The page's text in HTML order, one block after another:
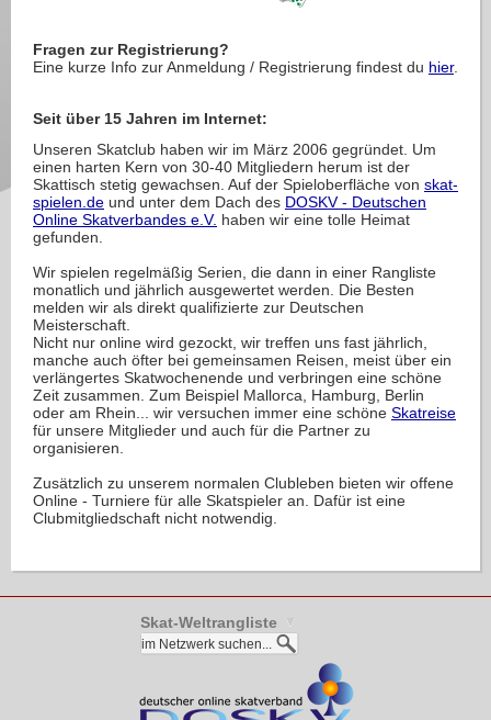
Fragen zur Registrierung?
Eine kurze Info zur Anmeldung / Registrierung findest du hier.
Seit über 15 Jahren im Internet:
Unseren Skatclub haben wir im März 2006 gegründet. Um
einen harten Kern von 30-40 Mitgliedern herum ist der
Skattisch stetig gewachsen. Auf der Spieloberfläche von skat-
spielen.de und unter dem Dach des DOSKV - Deutschen
Online Skatverbandes e.V. haben wir eine tolle Heimat
gefunden.
Wir spielen regelmäßig Serien, die dann in einer Rangliste
monatlich und jährlich ausgewertet werden. Die Besten
melden wir als direkt qualifizierte zur Deutschen
Meisterschaft.
Nicht nur online wird gezockt, wir treffen uns fast jährlich,
manche auch öfter bei gemeinsamen Reisen, meist über ein
verlängertes Skatwochenende und verbringen eine schöne
Zeit zusammen. Zum Beispiel Mallorca, Hamburg, Berlin
oder am Rhein... wir versuchen immer eine schöne Skatreise
für unsere Mitglieder und auch für die Partner zu
organisieren.
Zusätzlich zu unserem normalen Clubleben bieten wir offene
Online - Turniere für alle Skatspieler an. Dafür ist eine
Clubmitgliedschaft nicht notwendig.
Skat-Weltrangliste